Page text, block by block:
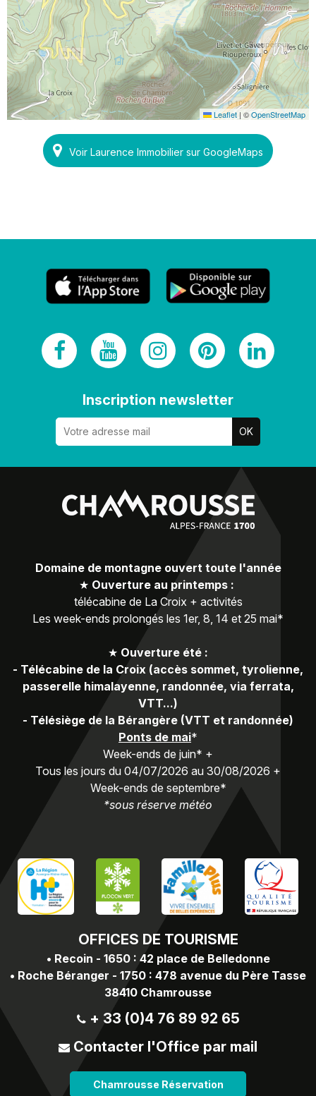
Leaflet | ©OpenStreetMap
Voir Laurence Immobilier sur GoogleMaps
Inscription newsletter
OFFICES DE TOURISME
• Recoin - 1650 : 42 place de Belledonne
• Roche Béranger - 1750 : 478 avenue du Père Tasse
38410 Chamrousse
+ 33 (0)4 76 89 92 65
Contacter l'Office par mail
Chamrousse Réservation
Domaine de montagne ouvert toute l'année
★ Ouverture au printemps :
télécabine de La Croix + activités
Les week-ends prolongés les 1er, 8, 14 et 25 mai*
★ Ouverture été :
- Télécabine de la Croix (accès sommet, tyrolienne,
passerelle himalayenne, randonnée, via ferrata,
VTT...)
- Télésiège de la Bérangère (VTT et randonnée)
Ponts de mai*
Week-ends de juin* +
Tous les jours du 04/07/2026 au 30/08/2026 +
Week-ends de septembre*
*sous réserve météo